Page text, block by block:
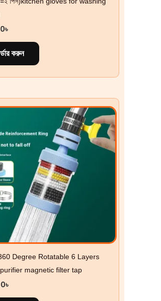
৳
করুন
Degree Rotatable 6 Layers
magnetic filter tap
৳